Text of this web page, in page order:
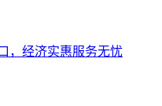
，经济实惠服务无忧